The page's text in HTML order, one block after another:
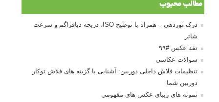
مطالب محبوب
درک نوردهی – همراه با توضیح ISO، دریچه دیافراگم و سرعت
شاتر
نقد عکس #۹۹
سوالات عکاسی
تنظیمات فلاش داخلی دوربین: آشنایی با گزینه های فلاش توکار
دوربین شما
نمونه های زیبای عکس های مفهومی